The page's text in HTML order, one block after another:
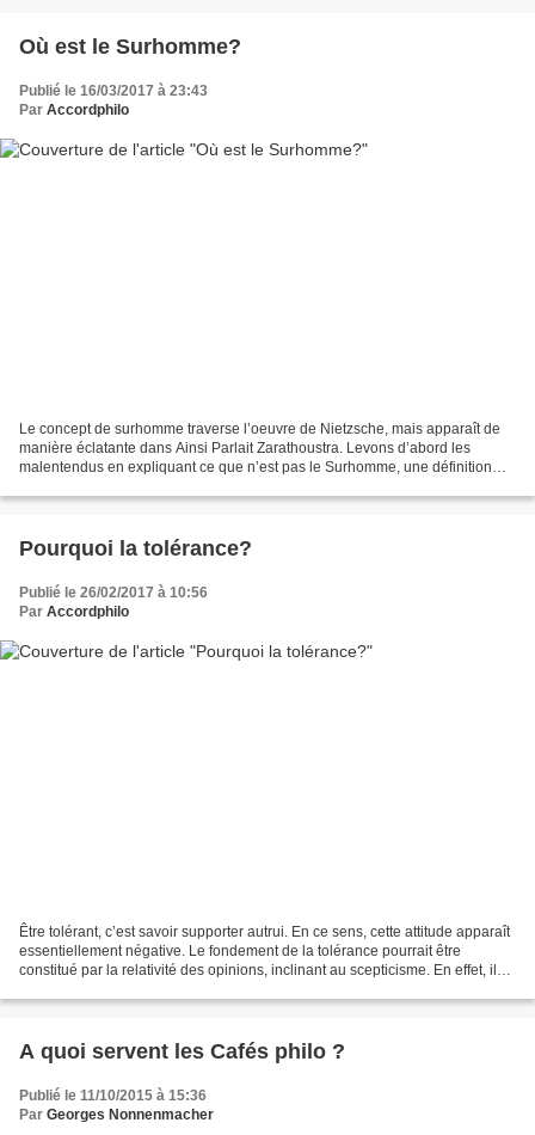
Où est le Surhomme?
Publié le 16/03/2017 à 23:43
Par Accordphilo
Le concept de surhomme traverse l’oeuvre de Nietzsche, mais apparaît de
manière éclatante dans Ainsi Parlait Zarathoustra. Levons d’abord les
malentendus en expliquant ce que n’est pas le Surhomme, une définition
Pourquoi la tolérance?
Publié le 26/02/2017 à 10:56
Par Accordphilo
Être tolérant, c’est savoir supporter autrui. En ce sens, cette attitude apparaît
essentiellement négative. Le fondement de la tolérance pourrait être
constitué par la relativité des opinions, inclinant au scepticisme. En effet, il
A quoi servent les Cafés philo ?
Publié le 11/10/2015 à 15:36
Par Georges Nonnenmacher